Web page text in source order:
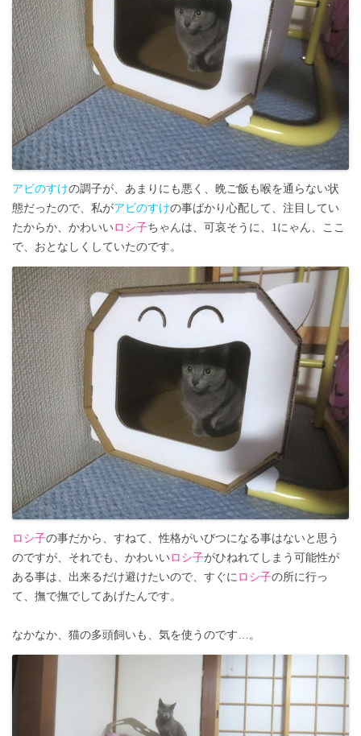
アビのすけの調子が、あまりにも悪く、晩ご飯も喉を通らない状
態だったので、私がアビのすけの事ばかり心配して、注目してい
たからか、かわいいロシ子ちゃんは、可哀そうに、1にゃん、ここ
で、おとなしくしていたのです。
ロシ子の事だから、すねて、性格がいびつになる事はないと思う
のですが、それでも、かわいいロシ子がひねれてしまう可能性が
ある事は、出来るだけ避けたいので、すぐに ロシ子の所に行っ
て、撫で撫でしてあげたんです。
なかなか、猫の多頭飼いも、気を使うのです…。